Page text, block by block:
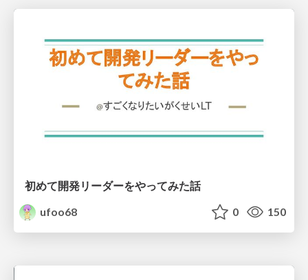
初めて開発リーダーをやってみた話
ufoo68
0 150